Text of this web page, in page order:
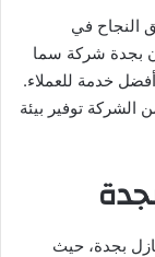
النجاح في
بجدة شركة سما
أفضل خدمة للعملاء.
توفير بيئة
بجدة، حيث